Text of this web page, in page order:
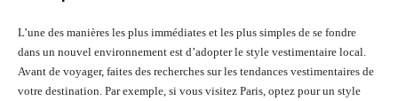
L’une des manières les plus immédiates et les plus simples de se fondre
dans un nouvel environnement est d’adopter le style vestimentaire local.
Avant de voyager, faites des recherches sur les tendances vestimentaires de
votre destination. Par exemple, si vous visitez Paris, optez pour un style